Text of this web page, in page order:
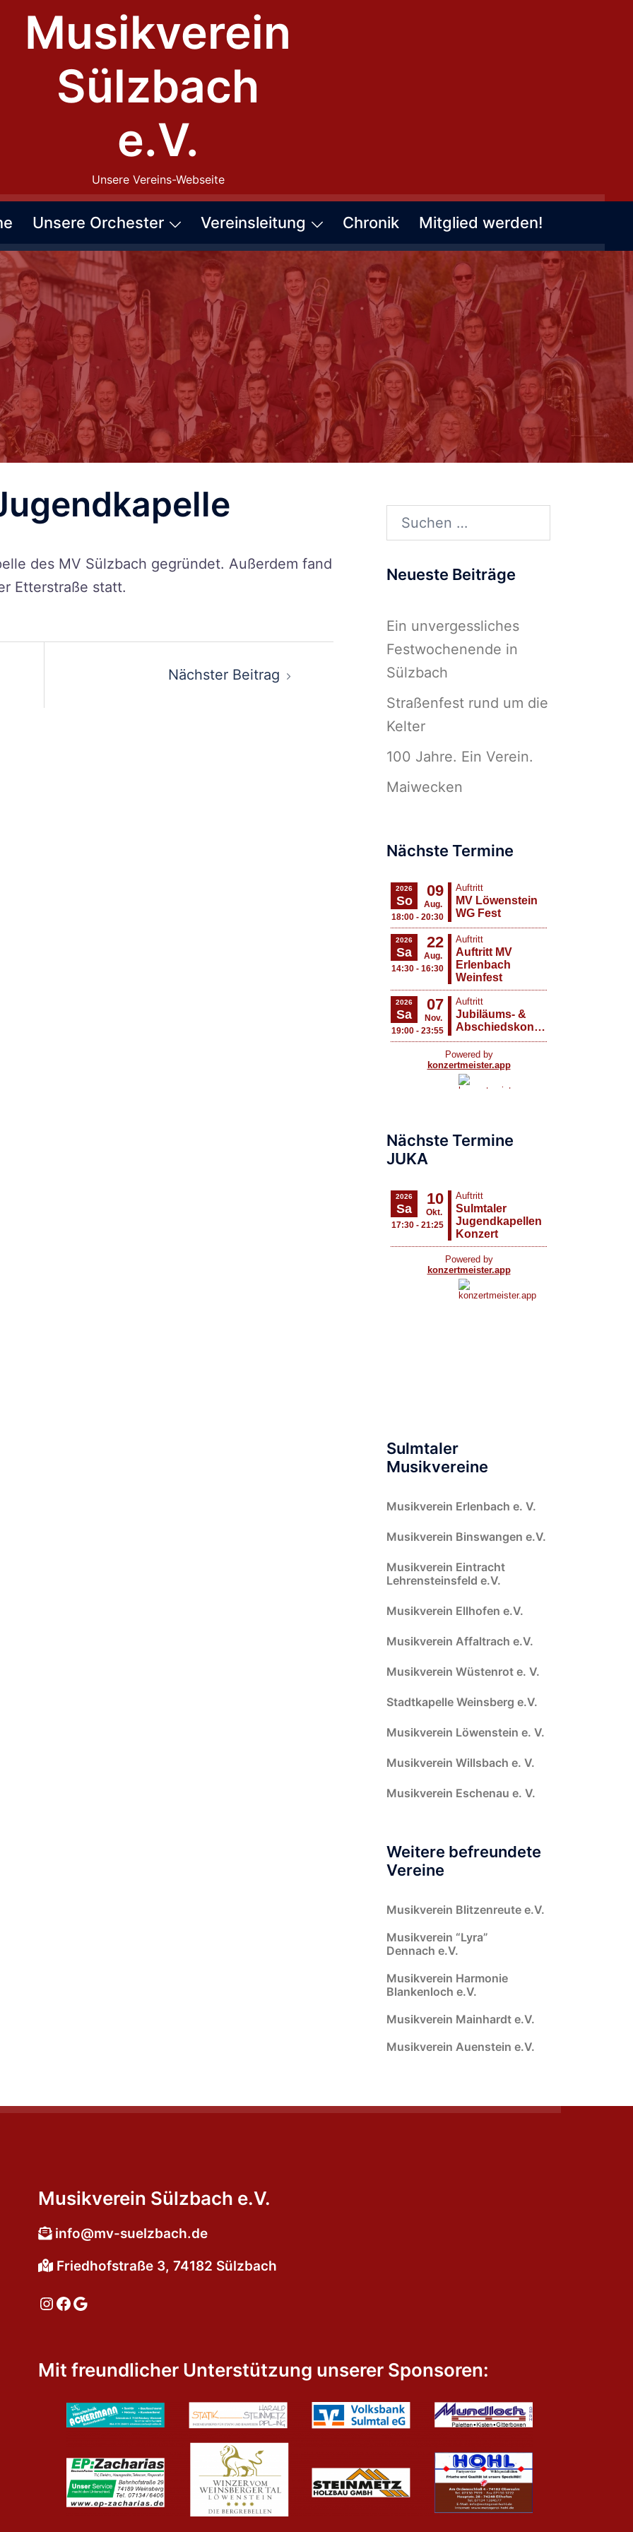
Musikverein
Sülzbach
e.V.
Unsere Vereins-Webseite
Unsere Orchester Vereinsleitung Chronik Mitglied werden!
des MV Sülzbach gegründet. Außerdem fand
Etterstraße statt.
Nächster Beitrag
Suchen
nach:
Neueste Beiträge
Ein unvergessliches
Festwochenende in
Sülzbach
Straßenfest rund um die
Kelter
100 Jahre. Ein Verein.
Maiwecken
Nächste Termine
Nächste Termine
JUKA
Sulmtaler
Musikvereine
Musikverein Erlenbach e. V.
Musikverein Binswangen e.V.
Musikverein Eintracht
Lehrensteinsfeld e.V.
Musikverein Ellhofen e.V.
Musikverein Affaltrach e.V.
Musikverein Wüstenrot e. V.
Stadtkapelle Weinsberg e.V.
Musikverein Löwenstein e. V.
Musikverein Willsbach e. V.
Musikverein Eschenau e. V.
Weitere befreundete
Vereine
Musikverein Blitzenreute e.V.
Musikverein “Lyra”
Dennach e.V.
Musikverein Harmonie
Blankenloch e.V.
Musikverein Mainhardt e.V.
Musikverein Auenstein e.V.
Musikverein Sülzbach e.V.
info@mv-suelzbach.de
Friedhofstraße 3, 74182 Sülzbach
Instagram
Facebook
Google
Mit freundlicher Unterstützung unserer Sponsoren: